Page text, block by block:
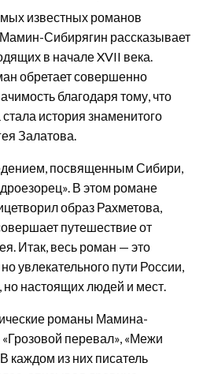
известных романов
Сибирягин рассказывает
в начале XVII века.
обретает совершенно
благодаря тому, что
история знаменитого
Залатова.
посвященным Сибири,
В этом романе
образ Рахметова,
путешествие от
Итак, весь роман — это
увлекательного пути России,
настоящих людей и мест.
романы Мамина-
«Грозовой перевал», «Межи
каждом из них писатель